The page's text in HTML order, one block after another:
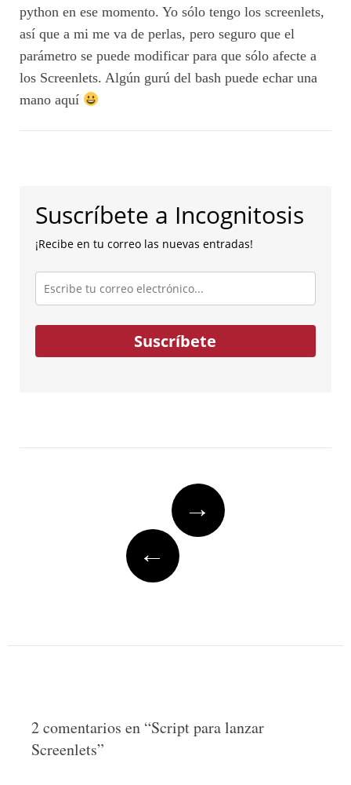
python en ese momento. Yo sólo tengo los screenlets,
así que a mi me va de perlas, pero seguro que el
parámetro se puede modificar para que sólo afecte a
los Screenlets. Algún gurú del bash puede echar una
mano aquí
Suscríbete a Incognitosis
¡Recibe en tu correo las nuevas entradas!
Escribe
tu
correo
electrónico...
Suscríbete
→
←
2 comentarios en “Script para lanzar
Screenlets”